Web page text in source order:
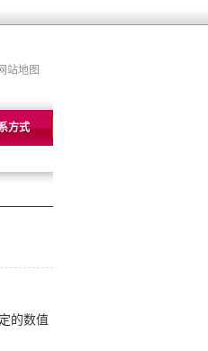
站地图
方式
的数值